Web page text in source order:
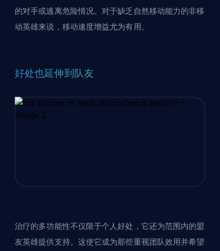
的对手或逃离危险情况。对于缺乏自然移动能力的非移
动英雄来说，移动速度增益尤为有用。
好处也延伸到队友
治疗的多功能性不仅限于个人好处，它还为范围内的盟
友英雄提供支持。这使它成为那些重视团队效用并希望